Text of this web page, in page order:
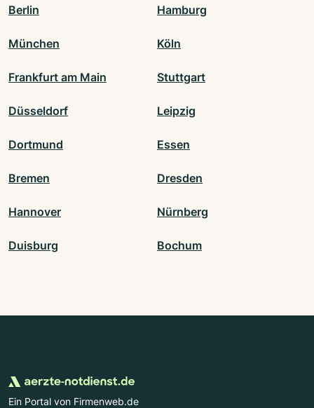
Berlin Hamburg
München Köln
Frankfurt am Main Stuttgart
Düsseldorf Leipzig
Dortmund Essen
Bremen Dresden
Hannover Nürnberg
Duisburg Bochum
Ein Portal von Firmenweb.de